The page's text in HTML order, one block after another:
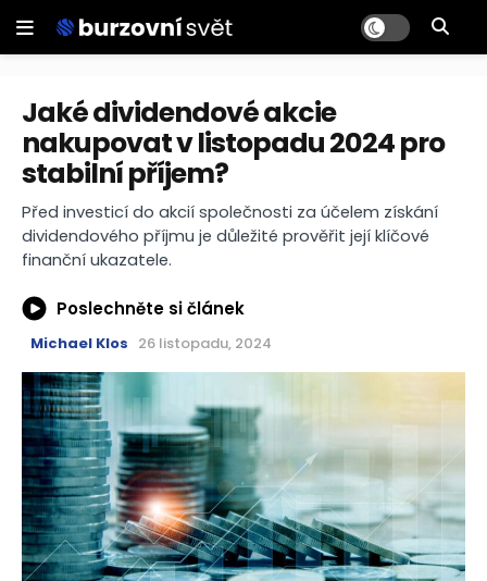
Jaké dividendové akcie
nakupovat v listopadu 2024 pro
stabilní příjem?
Před investicí do akcií společnosti za účelem získání
dividendového příjmu je důležité prověřit její klíčové
finanční ukazatele.
Poslechněte si článek
Michael Klos 26 listopadu, 2024